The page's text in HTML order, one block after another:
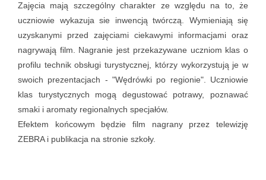
Zajęcia mają szczególny charakter ze względu na to, że
uczniowie wykazuja sie inwencją twórczą. Wymieniają się
uzyskanymi przed zajęciami ciekawymi informacjami oraz
nagrywają film. Nagranie jest przekazywane uczniom klas o
profilu technik obsługi turystycznej, którzy wykorzystują je w
swoich prezentacjach - "Wędrówki po regionie". Uczniowie
klas turystycznych mogą degustować potrawy, poznawać
smaki i aromaty regionalnych specjałów.
Efektem końcowym będzie film nagrany przez telewizję
ZEBRA i publikacja na stronie szkoły.